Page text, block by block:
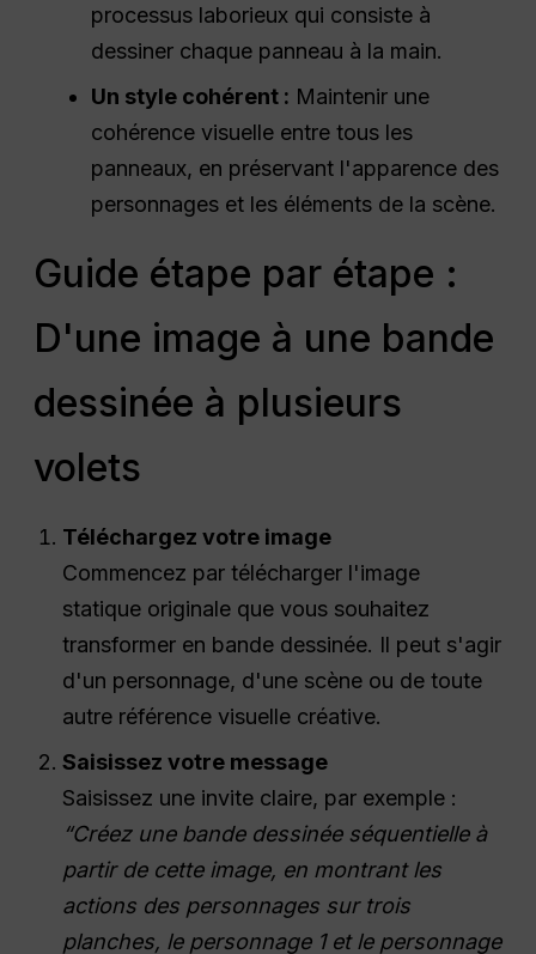
processus laborieux qui consiste à
dessiner chaque panneau à la main.
Un style cohérent : Maintenir une
cohérence visuelle entre tous les
panneaux, en préservant l'apparence des
personnages et les éléments de la scène.
Guide étape par étape :
D'une image à une bande
dessinée à plusieurs
volets
Téléchargez votre image
Commencez par télécharger l'image
statique originale que vous souhaitez
transformer en bande dessinée. Il peut s'agir
d'un personnage, d'une scène ou de toute
autre référence visuelle créative.
Saisissez votre message
Saisissez une invite claire, par exemple :
“Créez une bande dessinée séquentielle à
partir de cette image, en montrant les
actions des personnages sur trois
planches, le personnage 1 et le personnage